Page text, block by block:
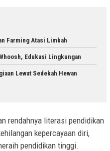
Farming Atasi Limbah
Edukasi Lingkungan
Lewat Sedekah Hewan
rendahnya literasi pendidikan
kepercayaan diri,
pendidikan tinggi.